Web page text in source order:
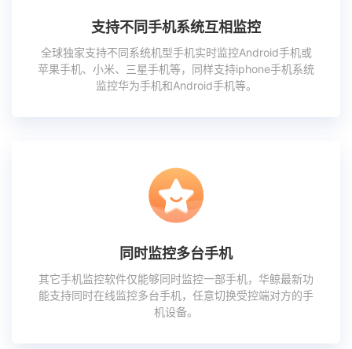
支持不同手机系统互相监控
全球独家支持不同系统机型手机实时监控Android手机或
苹果手机、小米、三星手机等，同样支持iphone手机系统
监控华为手机和Android手机等。
同时监控多台手机
其它手机监控软件仅能够同时监控一部手机，华鲸最新功
能支持同时在线监控多台手机，任意切换受控端对方的手
机设备。